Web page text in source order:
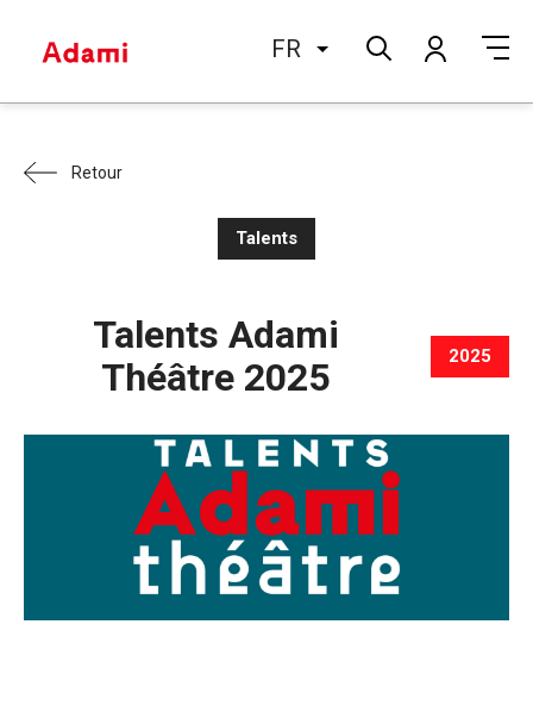
FR
Retour
Talents
Talents Adami
Théâtre 2025
2025